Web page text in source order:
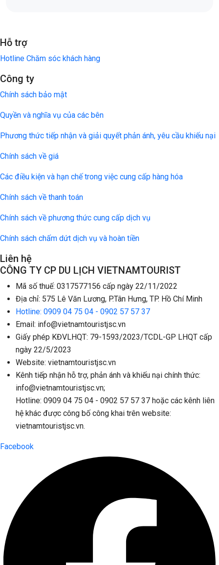
Hỗ trợ
Hotline Chăm sóc khách hàng
Công ty
Chính sách bảo mật
Quyền và nghĩa vụ của các bên
Phương thức tiếp nhận và giải quyết phản ánh, yêu cầu khiếu nại
Chính sách về giá
Các điều kiện và hạn chế trong việc cung cấp hàng hóa
Chính sách về thanh toán
Chính sách về phương thức cung cấp dịch vụ
Chính sách chấm dứt dịch vụ và hoàn tiền
Liên hệ
CÔNG TY CP DU LỊCH VIETNAMTOURIST
Mã số thuế: 0317577156 cấp ngày 22/11/2022
Địa chỉ: 575 Lê Văn Lương, P.Tân Hưng, TP. Hồ Chí Minh
Hotline: 0909 04 75 04 - 0902 57 57 37
Email: info@vietnamtouristjsc.vn
Giấy phép KĐVLHQT: 79-1593/2023/TCDL-GP LHQT cấp
ngày 22/5/2023
Website: vietnamtouristjsc.vn
Kênh tiếp nhận hỗ trợ, phản ánh và khiếu nại chính thức:
info@vietnamtouristjsc.vn;
Hotline: 0909 04 75 04 - 0902 57 57 37 hoặc các kênh liên
hệ khác được công bố công khai trên website:
vietnamtouristjsc.vn.
Facebook